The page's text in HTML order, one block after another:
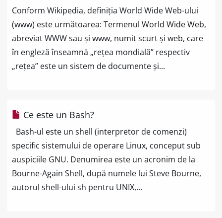
Conform Wikipedia, definiția World Wide Web-ului
(www) este următoarea: Termenul World Wide Web,
abreviat WWW sau și www, numit scurt și web, care
în engleză înseamnă „rețea mondială” respectiv
„rețea” este un sistem de documente și...
Ce este un Bash?
Bash-ul este un shell (interpretor de comenzi)
specific sistemului de operare Linux, conceput sub
auspiciile GNU. Denumirea este un acronim de la
Bourne-Again Shell, după numele lui Steve Bourne,
autorul shell-ului sh pentru UNIX,...